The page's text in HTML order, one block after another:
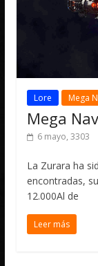
Lore Mega
Mega
6 mayo, 3303
La Zurara ha
encontradas,
12.000Al de
Leer más